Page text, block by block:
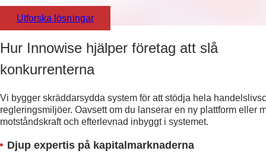
Utforska lösningar
Hur Innowise hjälper företag att slå
konkurrenterna
Vi bygger skräddarsydda system för att stödja hela
regleringsmiljöer. Oavsett om du lanserar en ny plattform eller
motståndskraft och efterlevnad inbyggt i systemet.
Djup expertis på kapitalmarknaderna